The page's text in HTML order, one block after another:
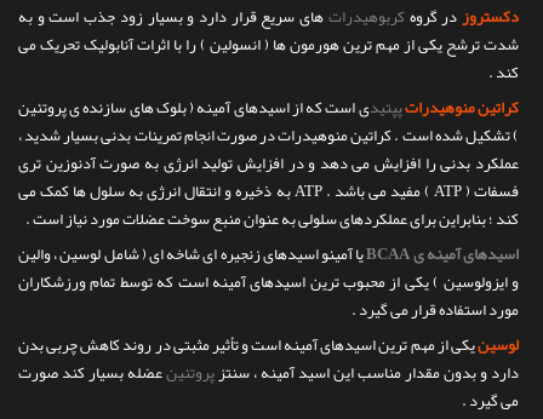
دکستروزدر گروهکربوهیدراتهای سریع قرار دارد و بسیار زود جذب است و به
شدت ترشح یکی از مهم ترین هورمون ها ( انسولین ) را با اثرات آنابولیک تحریک می
کند .
کراتین منوهیدراتپپتیدی است که از اسیدهای آمینه ( بلوک های سازنده ی پروتئین
) تشکیل شده است . کراتین منوهیدرات در صورت انجام تمرینات بدنی بسیار شدید ،
عملکرد بدنی را افزایش می دهد و در افزایش تولید انرژی به صورت آدنوزین تری
فسفات ( ATP ) مفید می باشد . ATP به ذخیره و انتقال انرژی به سلول ها کمک می
کند ؛ بنابراین برای عملکردهای سلولی به عنوان منبع سوخت عضلات مورد نیاز است .
اسیدهای آمینه ی BCAA
یا آمینو اسیدهای زنجیره ای شاخه ای ( شامل لوسین ، والین
و ایزولوسین ) یکی از محبوب ترین اسیدهای آمینه است که توسط تمام ورزشکاران
مورد استفاده قرار می گیرد .
لوسینیکی از مهم ترین اسیدهای آمینه است و تأثیر مثبتی در روند کاهش چربی بدن
دارد و بدون مقدار مناسب این اسید آمینه ، سنتزپروتئینعضله بسیار کند صورت
می گیرد .